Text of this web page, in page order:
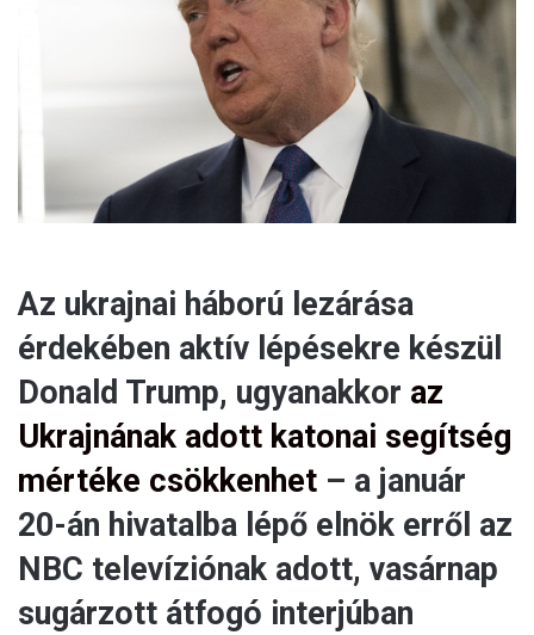
Az ukrajnai háború lezárása
érdekében aktív lépésekre készül
Donald Trump, ugyanakkor az
Ukrajnának adott katonai segítség
mértéke csökkenhet – a január
20-án hivatalba lépő elnök erről az
NBC televíziónak adott, vasárnap
sugárzott átfogó interjúban